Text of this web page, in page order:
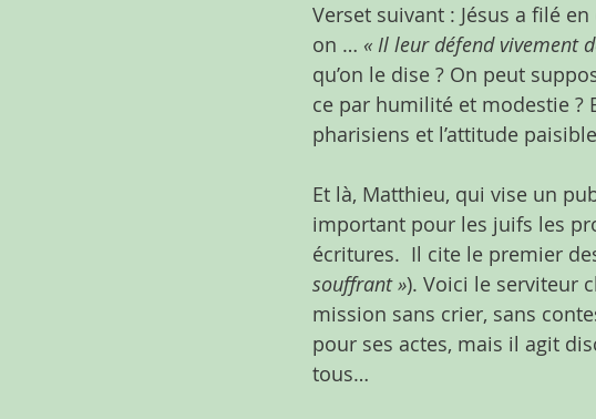
Verset suivant : Jésus a filé
on … « Il leur défend vivement
qu’on le dise ? On peut
ce par humilité et modestie
pharisiens et l’attitude
Et là, Matthieu, qui vise un
important pour les juifs les
écritures.  Il cite le premier
souffrant »). Voici le serviteur
mission sans crier, sans
pour ses actes, mais il agit
tous…